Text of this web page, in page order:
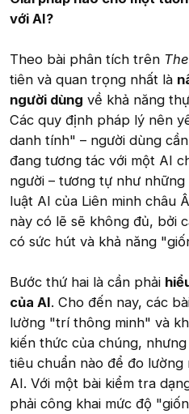
với AI?
Theo bài phân tích trên
tiên và quan trọng nhất là
người dùng về khả năng
Các quy định pháp lý nên
danh tính" – người dùng
đang tương tác với một AI
người – tương tự như
luật AI của Liên minh châu
này có lẽ sẽ không đủ, bởi
có sức hút và khả năng
Bước thứ hai là cần phải
của AI. Cho đến nay, các
lường "trí thông minh" và
kiến thức của chúng,
tiêu chuẩn nào để đo
AI. Với một bài kiểm tra
phải công khai mức độ